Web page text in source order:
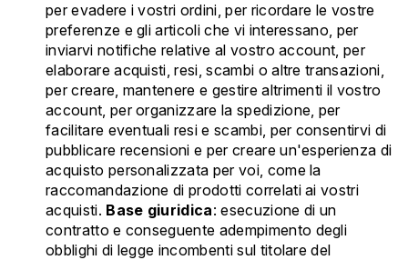
per evadere i vostri ordini, per ricordare le vostre
preferenze e gli articoli che vi interessano, per
inviarvi notifiche relative al vostro account, per
elaborare acquisti, resi, scambi o altre transazioni,
per creare, mantenere e gestire altrimenti il vostro
account, per organizzare la spedizione, per
facilitare eventuali resi e scambi, per consentirvi di
pubblicare recensioni e per creare un'esperienza di
acquisto personalizzata per voi, come la
raccomandazione di prodotti correlati ai vostri
acquisti. Base giuridica: esecuzione di un
contratto e conseguente adempimento degli
obblighi di legge incombenti sul titolare del